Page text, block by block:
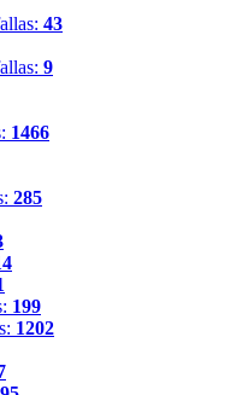
43
9
1466
285
199
1202